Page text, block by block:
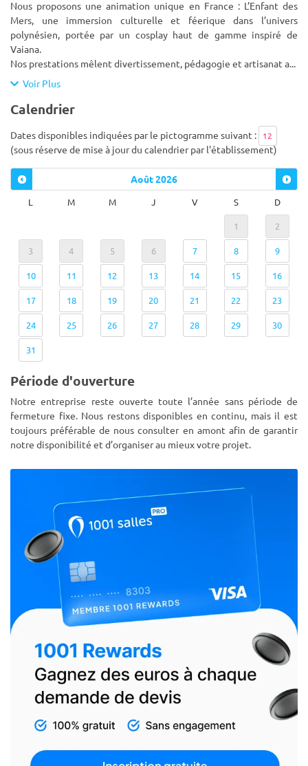
Nous proposons une animation unique en France : L’Enfant des
Mers, une immersion culturelle et féerique dans l’univers
polynésien, portée par un cosplay haut de gamme inspiré de
Vaiana.
Nos prestations mêlent divertissement, pédagogie et artisanat a...
Voir Plus
Calendrier
Dates disponibles indiquées par le pictogramme suivant : 12
(sous réserve de mise à jour du calendrier par l'établissement)
Août2026
L M M J V S D
1 2
3 4 5 6 7 8 9
10 11 12 13 14 15 16
17 18 19 20 21 22 23
24 25 26 27 28 29 30
31
Période d'ouverture
Notre entreprise reste ouverte toute l’année sans période de
fermeture fixe. Nous restons disponibles en continu, mais il est
toujours préférable de nous consulter en amont afin de garantir
notre disponibilité et d’organiser au mieux votre projet.